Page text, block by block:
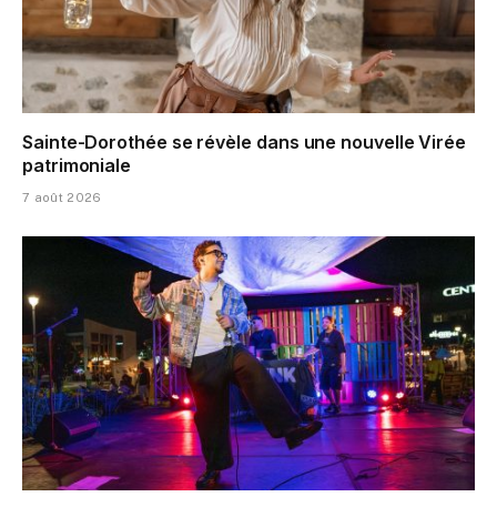
Sainte-Dorothée se révèle dans une nouvelle Virée
patrimoniale
7 août 2026